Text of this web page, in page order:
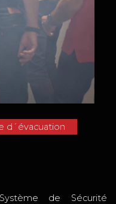
d´évacuation
de Sécurité